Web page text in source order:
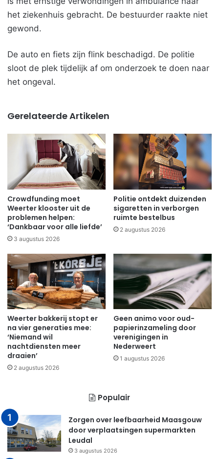
het ziekenhuis gebracht. De bestuurder raakte niet
gewond.
De auto en fiets zijn flink beschadigd. De politie
sloot de plek tijdelijk af om onderzoek te doen naar
het ongeval.
Gerelateerde Artikelen
Crowdfunding moet
Weerter klooster uit de
problemen helpen:
‘Dankbaar voor alle liefde’
3 augustus 2026
Politie ontdekt duizenden
sigaretten in verborgen
ruimte bestelbus
2 augustus 2026
Weerter bakkerij stopt er
na vier generaties mee:
‘Niemand wil
nachtdiensten meer
draaien’
2 augustus 2026
Geen animo voor oud-
papierinzameling door
verenigingen in
Nederweert
1 augustus 2026
Populair
Zorgen over leefbaarheid Maasgouw
door verplaatsingen supermarkten
Leudal
3 augustus 2026